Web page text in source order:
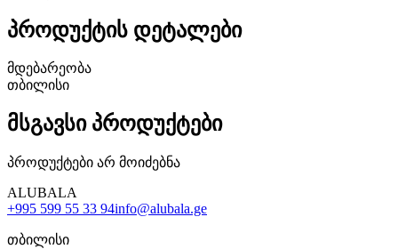
პროდუქტის დეტალები
მდებარეობა
თბილისი
მსგავსი პროდუქტები
პროდუქტები არ მოიძებნა
ALUBALA
+995 599 55 33 94info@alubala.ge
თბილისი